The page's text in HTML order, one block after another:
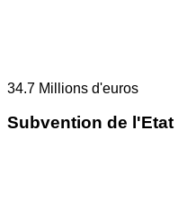
34.7 Millions d'euros
Subvention de l'Etat